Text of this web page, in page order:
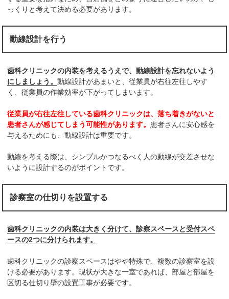
っくりと考えて決める必要があります。
動線設計を行う
歯科クリニックの内装を考えるうえで、動線設計を忘れないよう
にしましょう。動線設計があまいと、従業員が右往左往しやす
く、従業員の作業効率が下がってしまいます。
従業員が右往左往している歯科クリニックは、落ち着きがないと
患者さんが感じてしまう可能性があります。 患者さんに安心感を
与えるためにも、動線設計は重要です。
動線を考える際は、シンプルかつなるべく人の動線が交差させな
いように設計するのがポイントです。
診察室の仕切りを設置する
歯科クリニックの内装は大きく分けて、診察スペースと受付スペ
ースの2つに分けられます。
歯科クリニックの診察スペースはやや特殊で、複数の診察室を設
ける必要があります。現状が大きな一室であれば、部屋と部屋を
区切る仕切り壁の設置工事が必要です。